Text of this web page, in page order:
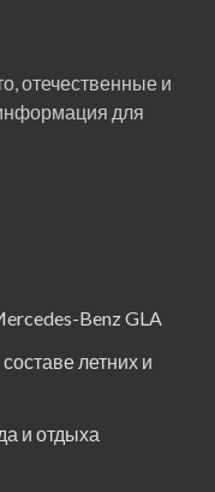
отечественные и
для
Benz GLA
летних и
и отдыха